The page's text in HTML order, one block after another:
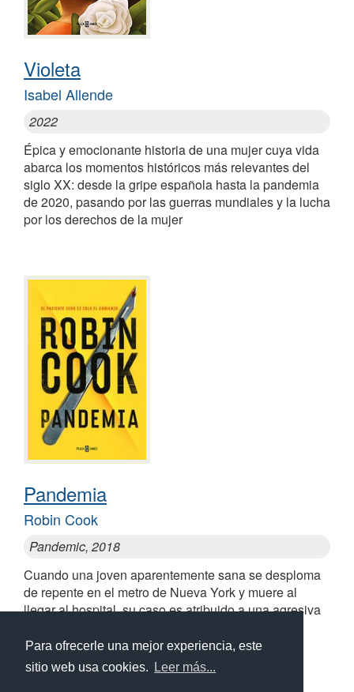
Para ofrecerle una mejor experiencia, este
sitio web usa cookies.
Leer más...
Violeta
Isabel Allende
2022
Épica y emocionante historia de una mujer cuya vida
abarca los momentos históricos más relevantes del
siglo XX: desde la gripe española hasta la pandemia
de 2020, pasando por las guerras mundiales y la lucha
por los derechos de la mujer
Pandemia
Robin Cook
Pandemic, 2018
Cuando una joven aparentemente sana se desploma
de repente en el metro de Nueva York y muere al
llegar al hospital, su caso es atribuido a una agresiva
genética y los borrosos límites de la ciencia